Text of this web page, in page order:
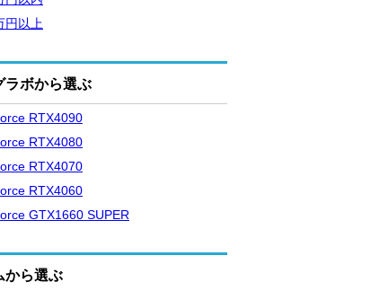
円以上
ラボから選ぶ
RTX4090
RTX4080
RTX4070
RTX4060
GTX1660 SUPER
から選ぶ